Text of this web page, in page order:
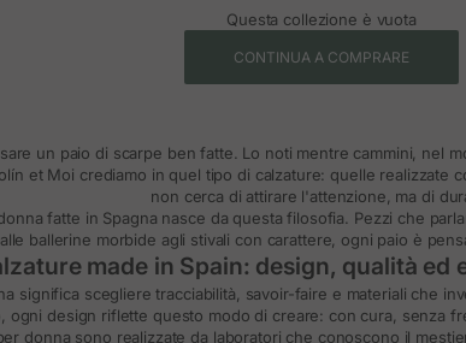
Questa collezione è vuota
CONTINUA A COMPRARE
un paio di scarpe ben fatte. Lo noti mentre cammini, nel
et Moi crediamo in quel tipo di calzature: quelle realizzate
non cerca di attirare l'attenzione, ma di
fatte in Spagna nasce da questa filosofia. Pezzi che
ballerine morbide agli stivali con carattere, ogni paio è
made in Spain: design, qualità ed
significa scegliere tracciabilità, savoir-faire e materiali che
ogni design riflette questo modo di creare: con cura, senza
donna sono realizzate da laboratori che conoscono il